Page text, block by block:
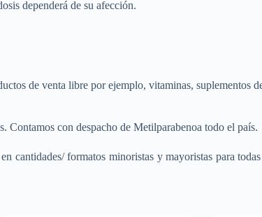
dependerá de su afección.
de venta libre por ejemplo, vitaminas, suplementos
Contamos con despacho de Metilparabenoa todo el país.
cantidades/ formatos minoristas y mayoristas para